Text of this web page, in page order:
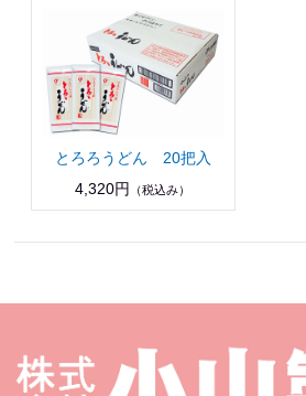
とろろうどん 20把入
4,320円
（税込み）